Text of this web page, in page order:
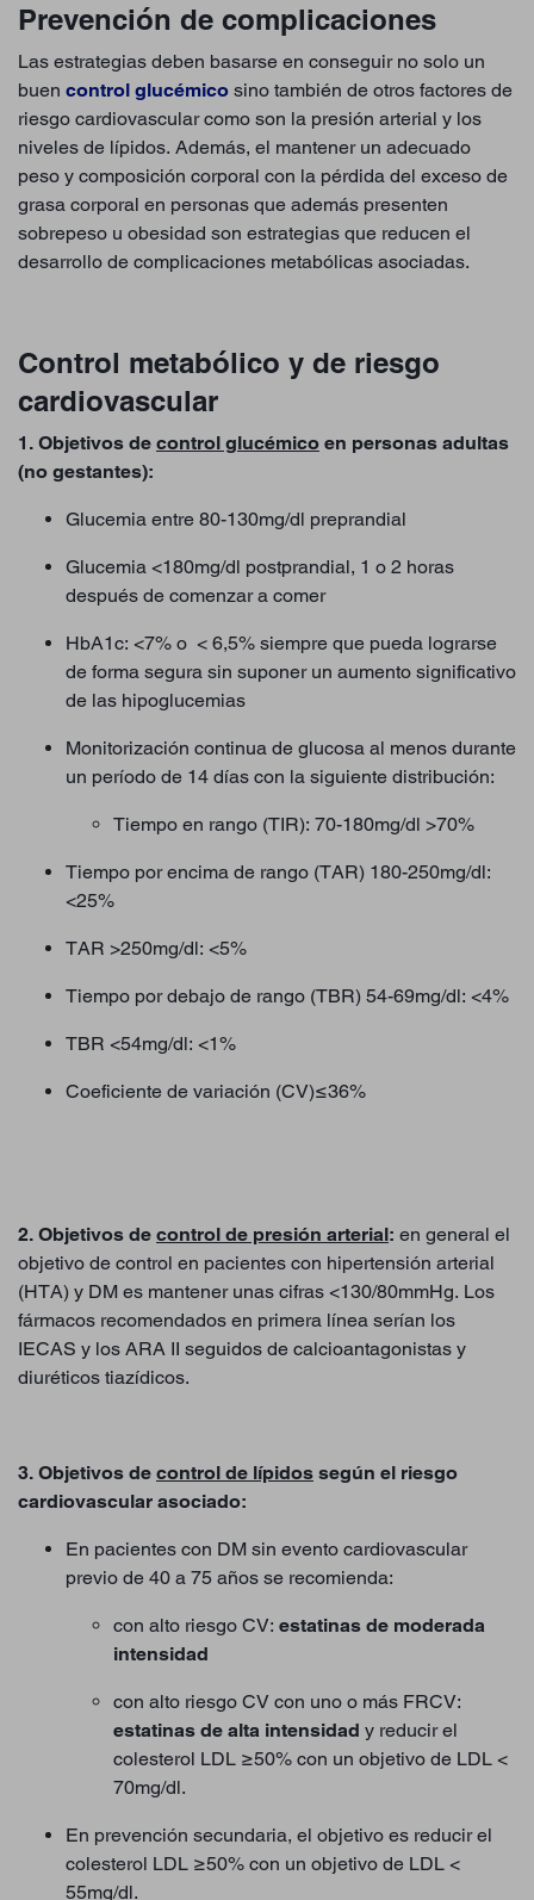
Prevención de complicaciones
Las estrategias deben basarse en conseguir no solo un
buen control glucémico sino también de otros factores de
riesgo cardiovascular como son la presión arterial y los
niveles de lípidos. Además, el mantener un adecuado
peso y composición corporal con la pérdida del exceso de
grasa corporal en personas que además presenten
sobrepeso u obesidad son estrategias que reducen el
desarrollo de complicaciones metabólicas asociadas.
Control metabólico y de riesgo
cardiovascular
1. Objetivos de control glucémico en personas adultas
(no gestantes):
Glucemia entre 80-130mg/dl preprandial
Glucemia <180mg/dl postprandial, 1 o 2 horas
después de comenzar a comer
HbA1c: <7% o < 6,5% siempre que pueda lograrse
de forma segura sin suponer un aumento significativo
de las hipoglucemias
Monitorización continua de glucosa al menos durante
un período de 14 días con la siguiente distribución:
Tiempo en rango (TIR): 70-180mg/dl >70%
Tiempo por encima de rango (TAR) 180-250mg/dl:
<25%
TAR >250mg/dl: <5%
Tiempo por debajo de rango (TBR) 54-69mg/dl: <4%
TBR <54mg/dl: <1%
Coeficiente de variación (CV)≤36%
2. Objetivos de control de presión arterial: en general el
objetivo de control en pacientes con hipertensión arterial
(HTA) y DM es mantener unas cifras <130/80mmHg. Los
fármacos recomendados en primera línea serían los
IECAS y los ARA II seguidos de calcioantagonistas y
diuréticos tiazídicos.
3. Objetivos de control de lípidos según el riesgo
cardiovascular asociado:
En pacientes con DM sin evento cardiovascular
previo de 40 a 75 años se recomienda:
con alto riesgo CV: estatinas de moderada
intensidad
con alto riesgo CV con uno o más FRCV:
estatinas de alta intensidad y reducir el
colesterol LDL ≥50% con un objetivo de LDL <
70mg/dl.
En prevención secundaria, el objetivo es reducir el
colesterol LDL ≥50% con un objetivo de LDL <
55mg/dl.